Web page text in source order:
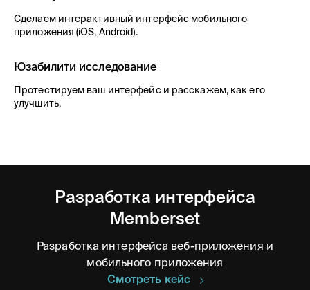
Сделаем интерактивный интерфейс мобильного
приложения (iOS, Android).
Юзабилити исследование
Протестируем ваш интерфейс и расскажем, как его
улучшить.
Разработка интерфейса
Memberset
Разработка интерфейса веб-приложения и
мобильного приложения
Смотреть кейс